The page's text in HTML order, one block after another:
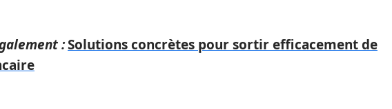
:Solutions concrètes pour sortir efficacement de